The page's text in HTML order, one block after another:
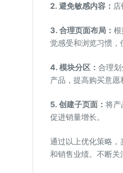
2. 避免敏感内容：
3. 合理页面布局：
觉感受和浏览习惯，
4. 模块分区： 合理
产品，提高购买意愿
5. 创建子页面： 将产
促进销量增长。
通过以上优化策略
和销售业绩。不断关